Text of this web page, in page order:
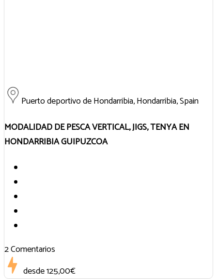
Puerto deportivo de Hondarribia, Hondarribia, Spain
MODALIDAD DE PESCA VERTICAL, JIGS, TENYA EN
HONDARRIBIA GUIPUZCOA
2 Comentarios
desde125,00€